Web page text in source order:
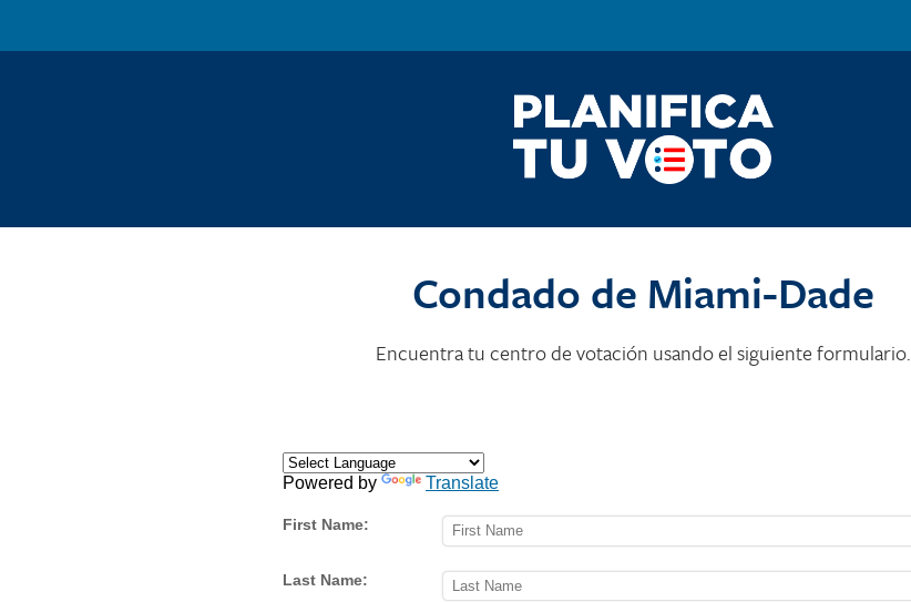
Condado de Miami-Dade
Encuentra tu centro de votación usando el siguiente formulario.